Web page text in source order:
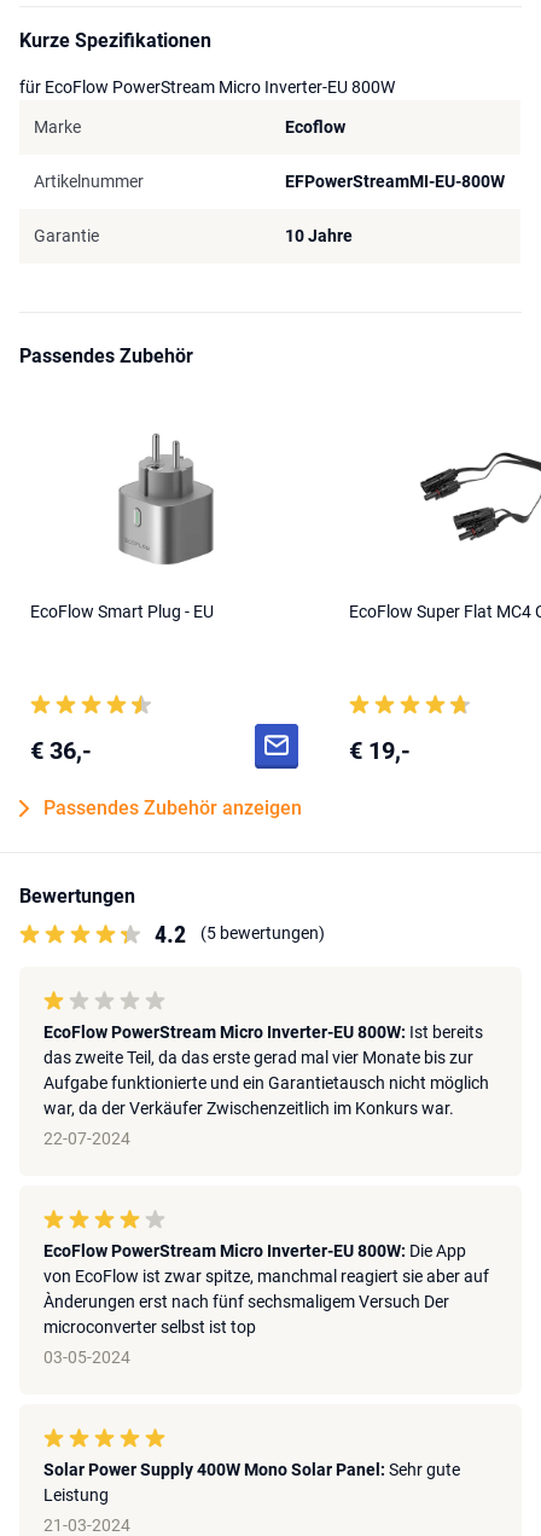
Kurze Spezifikationen
für EcoFlow PowerStream Micro Inverter-EU 800W
Marke Ecoflow
Artikelnummer EFPowerStreamMI-EU-800W
Garantie 10 Jahre
Passendes Zubehör
EcoFlow Smart Plug - EU
€ 36,-
EcoFlow Super Flat MC4
€ 19,-
Passendes Zubehör anzeigen
Bewertungen
4.2 (5 bewertungen)
EcoFlow PowerStream Micro Inverter-EU 800W: Ist bereits
das zweite Teil, da das erste gerad mal vier Monate bis zur
Aufgabe funktionierte und ein Garantietausch nicht möglich
war, da der Verkäufer Zwischenzeitlich im Konkurs war.
22-07-2024
EcoFlow PowerStream Micro Inverter-EU 800W: Die App
von EcoFlow ist zwar spitze, manchmal reagiert sie aber auf
Ànderungen erst nach fünf sechsmaligem Versuch Der
microconverter selbst ist top
03-05-2024
Solar Power Supply 400W Mono Solar Panel: Sehr gute
Leistung
21-03-2024